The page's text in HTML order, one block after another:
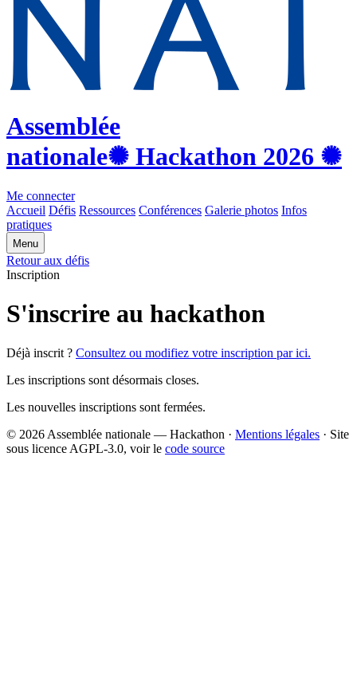
Assemblée
nationale✺ Hackathon 2026 ✺
Me connecter
Accueil Défis Ressources Conférences Galerie photos Infos
pratiques
Menu
Retour aux défis
Inscription
S'inscrire au hackathon
Déjà inscrit ? Consultez ou modifiez votre inscription par ici.
Les inscriptions sont désormais closes.
Les nouvelles inscriptions sont fermées.
© 2026 Assemblée nationale — Hackathon · Mentions légales · Site
sous licence AGPL-3.0, voir le code source